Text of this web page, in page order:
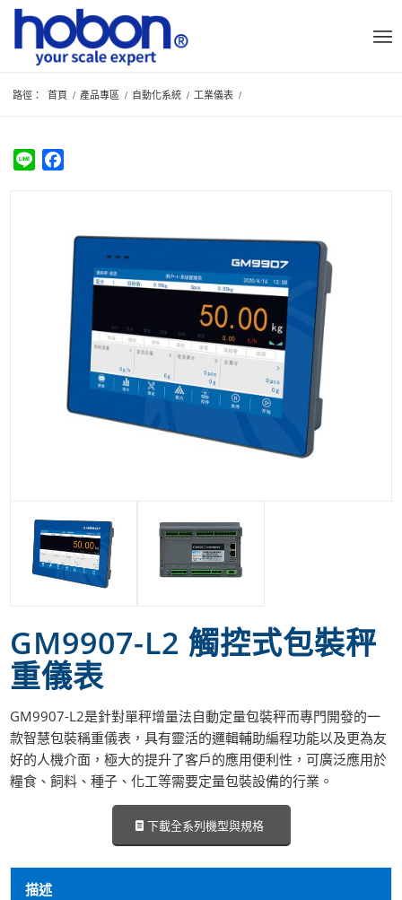
路徑： 首頁 / 產品專區 / 自動化系統 / 工業儀表 /
Line
GM9907-L2 觸控式包裝秤
重儀表
GM9907-L2是針對單秤增量法自動定量包裝秤而專門開發的一
款智慧包裝稱重儀表，具有靈活的邏輯輔助編程功能以及更為友
好的人機介面，極大的提升了客戶的應用便利性，可廣泛應用於
糧食、飼料、種子、化工等需要定量包裝設備的行業。
下載全系列機型與規格
描述